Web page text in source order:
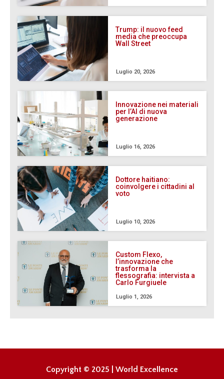
Trump: il nuovo feed
media che preoccupa
Wall Street
Luglio 20, 2026
Innovazione nei materiali
per l’AI di nuova
generazione
Luglio 16, 2026
Dottore haitiano:
coinvolgere i cittadini al
voto
Luglio 10, 2026
Custom Flexo,
l’innovazione che
trasforma la
flessografia: intervista a
Carlo Furgiuele
Luglio 1, 2026
Copyright © 2025 | World Excellence